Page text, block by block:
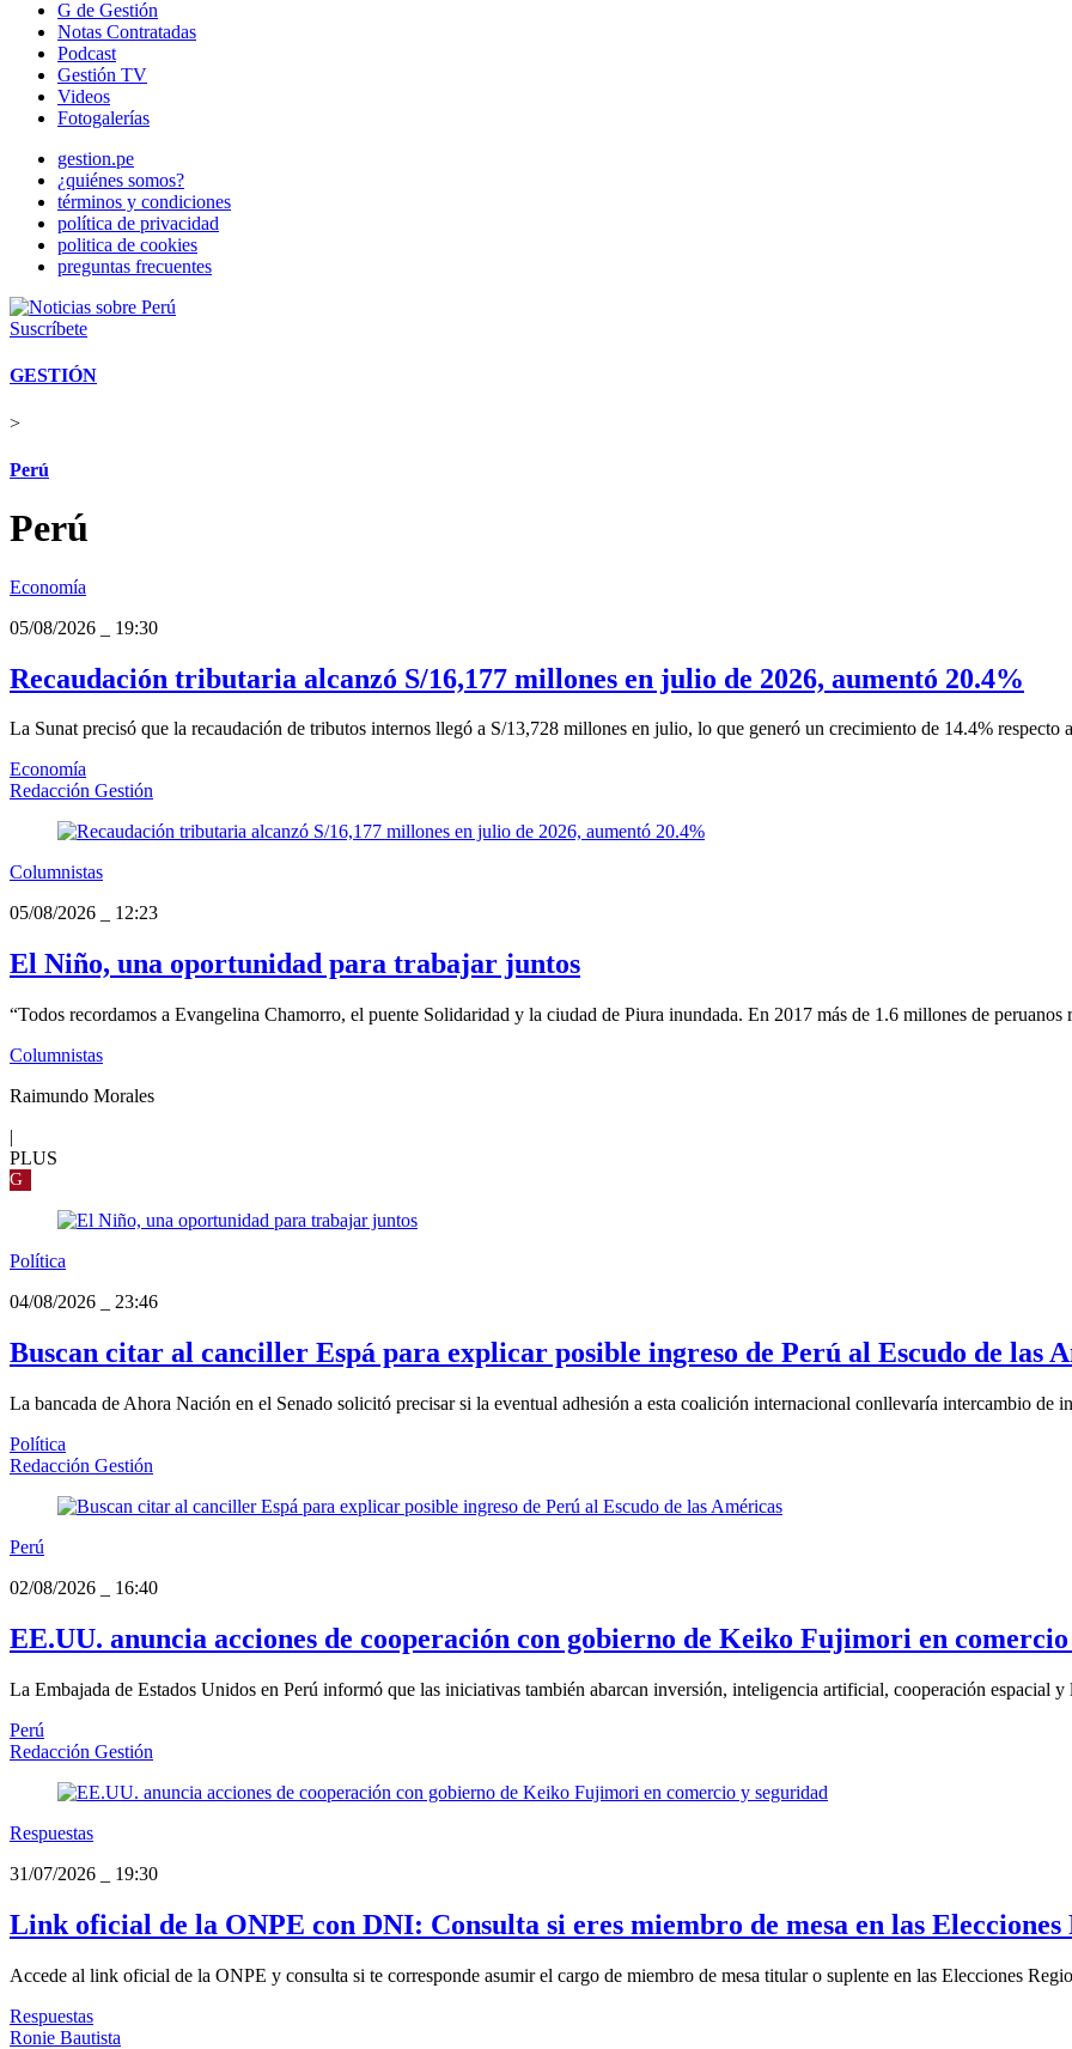
G de Gestión
Notas Contratadas
Podcast
Gestión TV
Videos
Fotogalerías
gestion.pe
¿quiénes somos?
términos y condiciones
política de privacidad
politica de cookies
preguntas frecuentes
Suscríbete
GESTIÓN
>
Perú
Perú
Economía
05/08/2026
19:30
Recaudación tributaria alcanzó S/16,177 millones en julio de 2026, aumentó 20.4%
La Sunat precisó que la recaudación de tributos internos llegó a S/13,728 millones en julio, lo que generó un crecimiento de 14.4% respecto
Economía
Redacción Gestión
Columnistas
05/08/2026
12:23
El Niño, una oportunidad para trabajar juntos
“Todos recordamos a Evangelina Chamorro, el puente Solidaridad y la ciudad de Piura inundada. En 2017 más de 1.6 millones de peruanos
Columnistas
Raimundo Morales
|
PLUS
G
Política
04/08/2026
23:46
Buscan citar al canciller Espá para explicar posible ingreso de Perú al Escudo de las
La bancada de Ahora Nación en el Senado solicitó precisar si la eventual adhesión a esta coalición internacional conllevaría intercambio de
Política
Redacción Gestión
Perú
02/08/2026
16:40
EE.UU. anuncia acciones de cooperación con gobierno de Keiko Fujimori en
La Embajada de Estados Unidos en Perú informó que las iniciativas también abarcan inversión, inteligencia artificial, cooperación espacial y
Perú
Redacción Gestión
Respuestas
31/07/2026
19:30
Link oficial de la ONPE con DNI: Consulta si eres miembro de mesa en las
Accede al link oficial de la ONPE y consulta si te corresponde asumir el cargo de miembro de mesa titular o suplente en las Elecciones
Respuestas
Ronie Bautista